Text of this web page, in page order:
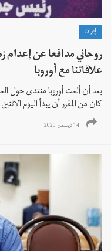
إيران
روحاني مدافعا عن
علاقاتنا مع أوروبا
بعد أن ألغت أوروبا منتدى حول
كان من المقرر أن يبدأ اليوم الاثنين 14 ديسمبر (كانون الأول) في طهران،...
14 ديسمبر 2020